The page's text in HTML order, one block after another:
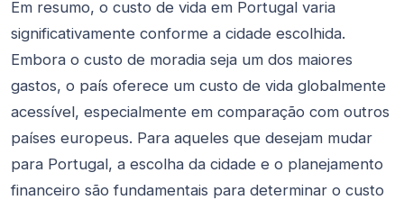
Em resumo, o custo de vida em Portugal varia
significativamente conforme a cidade escolhida.
Embora o custo de moradia seja um dos maiores
gastos, o país oferece um custo de vida globalmente
acessível, especialmente em comparação com outros
países europeus. Para aqueles que desejam mudar
para Portugal, a escolha da cidade e o planejamento
financeiro são fundamentais para determinar o custo